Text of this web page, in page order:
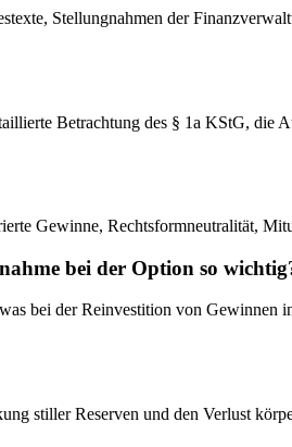
Stellungnahmen der
Betrachtung des § 1a KStG,
Gewinne, Rechtsformneutralität,
bei der Option so
bei der Reinvestition von
stiller Reserven und den Verlust